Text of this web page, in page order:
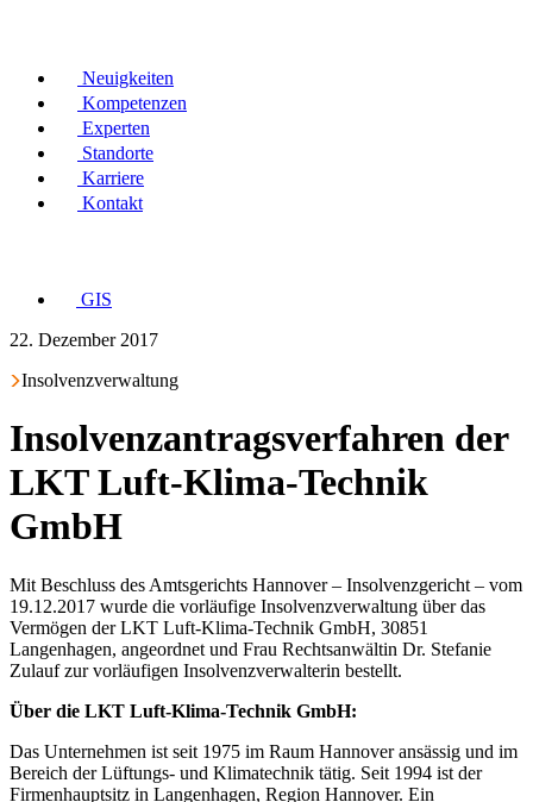
Neuigkeiten
Kompetenzen
Experten
Standorte
Karriere
Kontakt
GIS
22. Dezember 2017
Insolvenzverwaltung
Insolvenzantragsverfahren der
LKT Luft-Klima-Technik
GmbH
Mit Beschluss des Amtsgerichts Hannover – Insolvenzgericht – vom
19.12.2017 wurde die vorläufige Insolvenzverwaltung über das
Vermögen der LKT Luft-Klima-Technik GmbH, 30851
Langenhagen, angeordnet und Frau Rechtsanwältin Dr. Stefanie
Zulauf zur vorläufigen Insolvenzverwalterin bestellt.
Über die LKT Luft-Klima-Technik GmbH:
Das Unternehmen ist seit 1975 im Raum Hannover ansässig und im
Bereich der Lüftungs- und Klimatechnik tätig. Seit 1994 ist der
Firmenhauptsitz in Langenhagen, Region Hannover. Ein